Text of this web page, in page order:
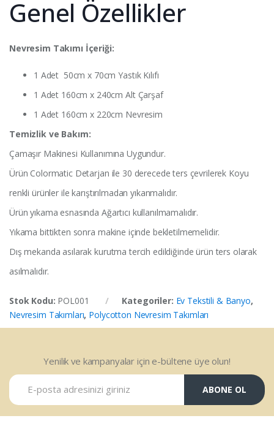
Genel Özellikler
Nevresim Takımı İçeriği:
1 Adet 50cm x 70cm Yastık Kılıfı
1 Adet 160cm x 240cm Alt Çarşaf
1 Adet 160cm x 220cm Nevresim
Temizlik ve Bakım:
Çamaşır Makinesi Kullanımına Uygundur.
Ürün Colormatic Detarjan ile 30 derecede ters çevrilerek Koyu
renkli ürünler ile karıştırılmadan yıkanmalıdır.
Ürün yıkama esnasında Ağartıcı kullanılmamalıdır.
Yıkama bittikten sonra makine içinde bekletilmemelidir.
Dış mekanda asılarak kurutma tercih edildiğinde ürün ters olarak
asılmalıdır.
Stok Kodu: POL001 Kategoriler: Ev Tekstili & Banyo,
Nevresim Takımları, Polycotton Nevresim Takımları
Yenilik ve kampanyalar için e-bültene üye olun!
ABONE OL